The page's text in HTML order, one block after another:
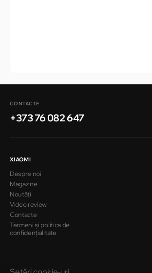
CONTACTE
+373 76 082 647
XIAOMI
Despre noi
Magazine
Noutăți
Video review
Contacte
Termeni și politica de
confidențialitate